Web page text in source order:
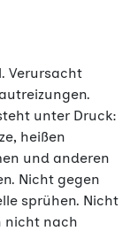
Verursacht
unter Druck:
heißen
und anderen
Nicht gegen
sprühen. Nicht
nicht nach